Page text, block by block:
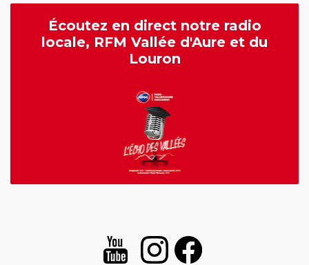
Écoutez en direct notre radio
locale, RFM Vallée d'Aure et du
Louron